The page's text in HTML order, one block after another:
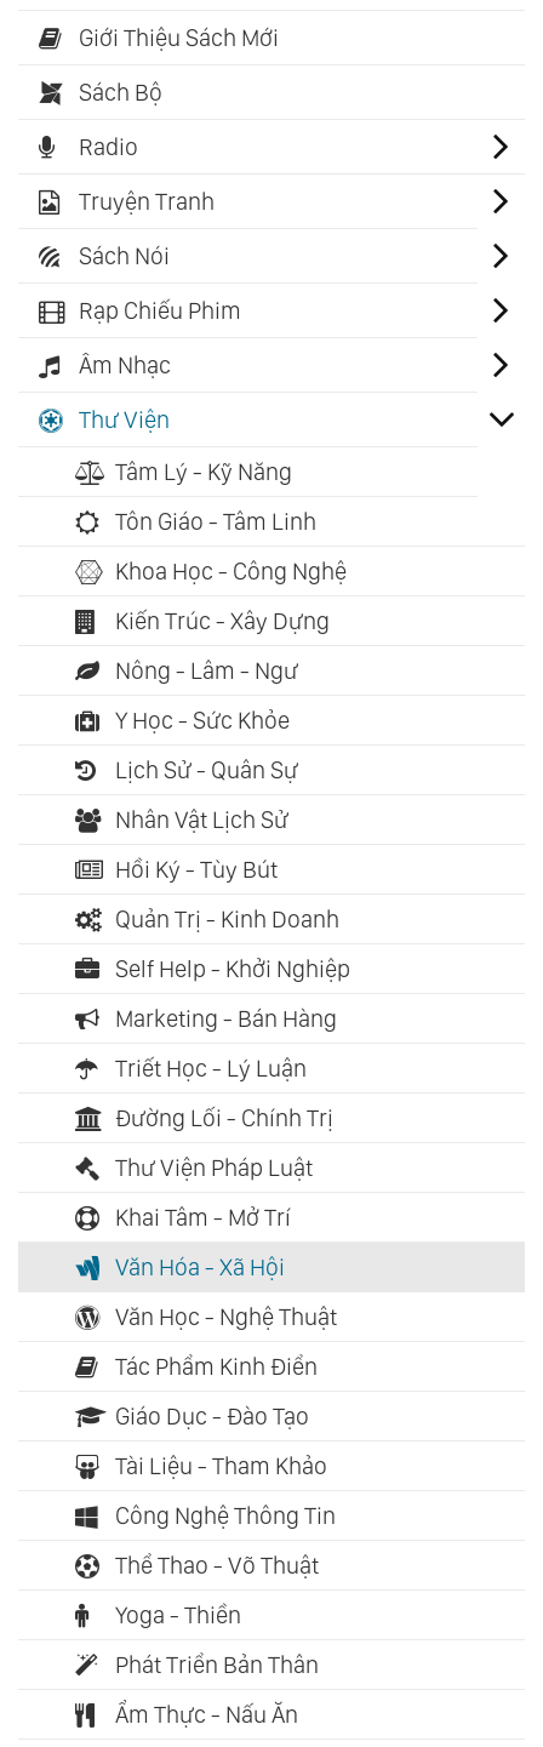
Giới Thiệu Sách Mới
Sách Bộ
Radio
Truyện Tranh
Sách Nói
Rạp Chiếu Phim
Âm Nhạc
Thư Viện
Tâm Lý - Kỹ Năng
Tôn Giáo - Tâm Linh
Khoa Học - Công Nghệ
Kiến Trúc - Xây Dựng
Nông - Lâm - Ngư
Y Học - Sức Khỏe
Lịch Sử - Quân Sự
Nhân Vật Lịch Sử
Hồi Ký - Tùy Bút
Quản Trị - Kinh Doanh
Self Help - Khởi Nghiệp
Marketing - Bán Hàng
Triết Học - Lý Luận
Đường Lối - Chính Trị
Thư Viện Pháp Luật
Khai Tâm - Mở Trí
Văn Hóa - Xã Hội
Văn Học - Nghệ Thuật
Tác Phẩm Kinh Điển
Giáo Dục - Đào Tạo
Tài Liệu - Tham Khảo
Công Nghệ Thông Tin
Thể Thao - Võ Thuật
Yoga - Thiền
Phát Triển Bản Thân
Ẩm Thực - Nấu Ăn